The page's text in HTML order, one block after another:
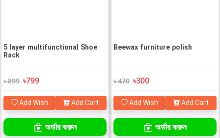
5 layer multifunctional Shoe
Rack
৳ 899 ৳799
Add Wish Add Cart
অর্ডার করুন
Beewax furniture polish
৳ 470 ৳300
Add Wish Add Cart
অর্ডার করুন